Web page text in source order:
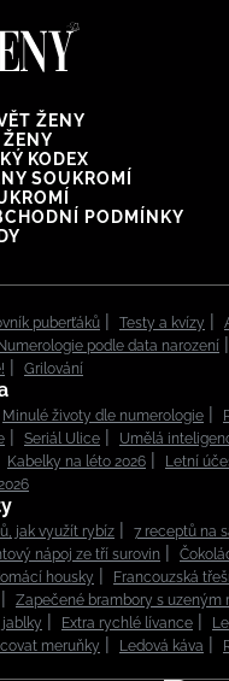
ŽENY
ŽENY
KODEX
SOUKROMÍ
PODMÍNKY
puberťáků Testy a kvízy
Numerologie podle data narození
Grilování
Minulé životy dle numerologie
Seriál Ulice Umělá
Kabelky na léto 2026
Letní
jak využít rybíz
7 receptů na
nápoj ze tří surovin
housky
Francouzská
Zapečené brambory s uzeným
jablky Extra rychlé lívance
meruňky
Ledová káva